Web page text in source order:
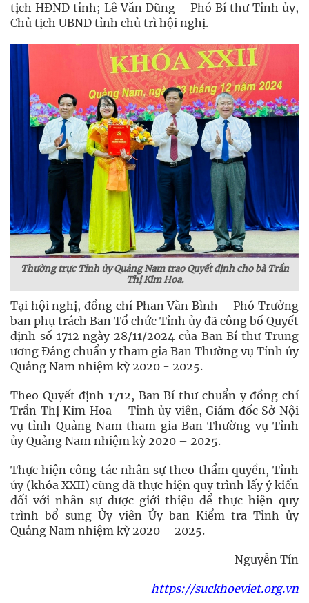
tịch HĐND tỉnh; Lê Văn Dũng – Phó Bí thư Tỉnh ủy,
Chủ tịch UBND tỉnh chủ trì hội nghị.
Thường trực Tỉnh ủy Quảng Namtrao Quyết định cho bà Trần
Thị Kim Hoa.
Tại hội nghị, đồng chí Phan Văn Bình – Phó Trưởng
ban phụ trách Ban Tổ chức Tỉnh ủy đã công bố Quyết
định số 1712 ngày 28/11/2024 của Ban Bí thư Trung
ương Đảng chuẩn y tham gia Ban Thường vụ Tỉnh ủy
Quảng Nam nhiệm kỳ 2020 - 2025.
Theo Quyết định 1712, Ban Bí thư chuẩn y đồng chí
Trần Thị Kim Hoa – Tỉnh ủy viên, Giám đốc Sở Nội
vụ tỉnh Quảng Nam tham gia Ban Thường vụ Tỉnh
ủy Quảng Nam nhiệm kỳ 2020 – 2025.
Thực hiện công tác nhân sự theo thẩm quyền, Tỉnh
ủy (khóa XXII) cũng đã thực hiện quy trình lấy ý kiến
đối với nhân sự được giới thiệu để thực hiện quy
trình bổ sung Ủy viên Ủy ban Kiểm tra Tỉnh ủy
Quảng Nam nhiệm kỳ 2020 – 2025.
Nguyễn Tín
https://suckhoeviet.org.vn